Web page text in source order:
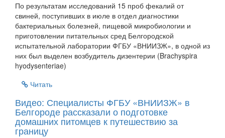
По результатам исследований 15 проб фекалий от
свиней, поступивших в июле в отдел диагностики
бактериальных болезней, пищевой микробиологии и
приготовлении питательных сред Белгородской
испытательной лаборатории ФГБУ «ВНИИЗЖ», в одной из
них был выделен возбудитель дизентерии (Brachyspira
hyodysenteriae)
Читать
Видео: Специалисты ФГБУ «ВНИИЗЖ» в
Белгороде рассказали о подготовке
домашних питомцев к путешествию за
границу